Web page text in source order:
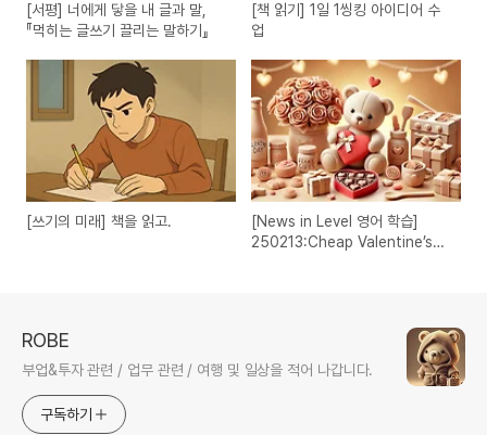
[서평] 너에게 닿을 내 글과 말,
『먹히는 글쓰기 끌리는 말하기』
[책 읽기] 1일 1씽킹 아이디어 수
업
[쓰기의 미래] 책을 읽고.
[News in Level 영어 학습]
250213:Cheap Valentine’s
ROBE
부업&투자 관련 / 업무 관련 / 여행 및 일상을 적어 나갑니다.
구독하기